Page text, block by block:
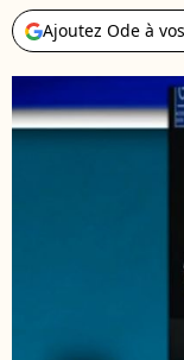
Ajoutez Ode à